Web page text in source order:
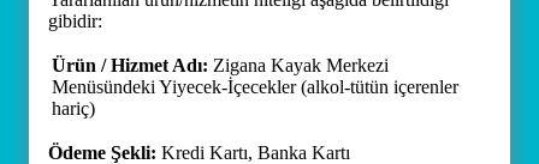
gibidir:
Ürün / Hizmet Adı: Zigana Kayak Merkezi
Menüsündeki Yiyecek-İçecekler (alkol-tütün içerenler
hariç)
Ödeme Şekli: Kredi Kartı, Banka Kartı